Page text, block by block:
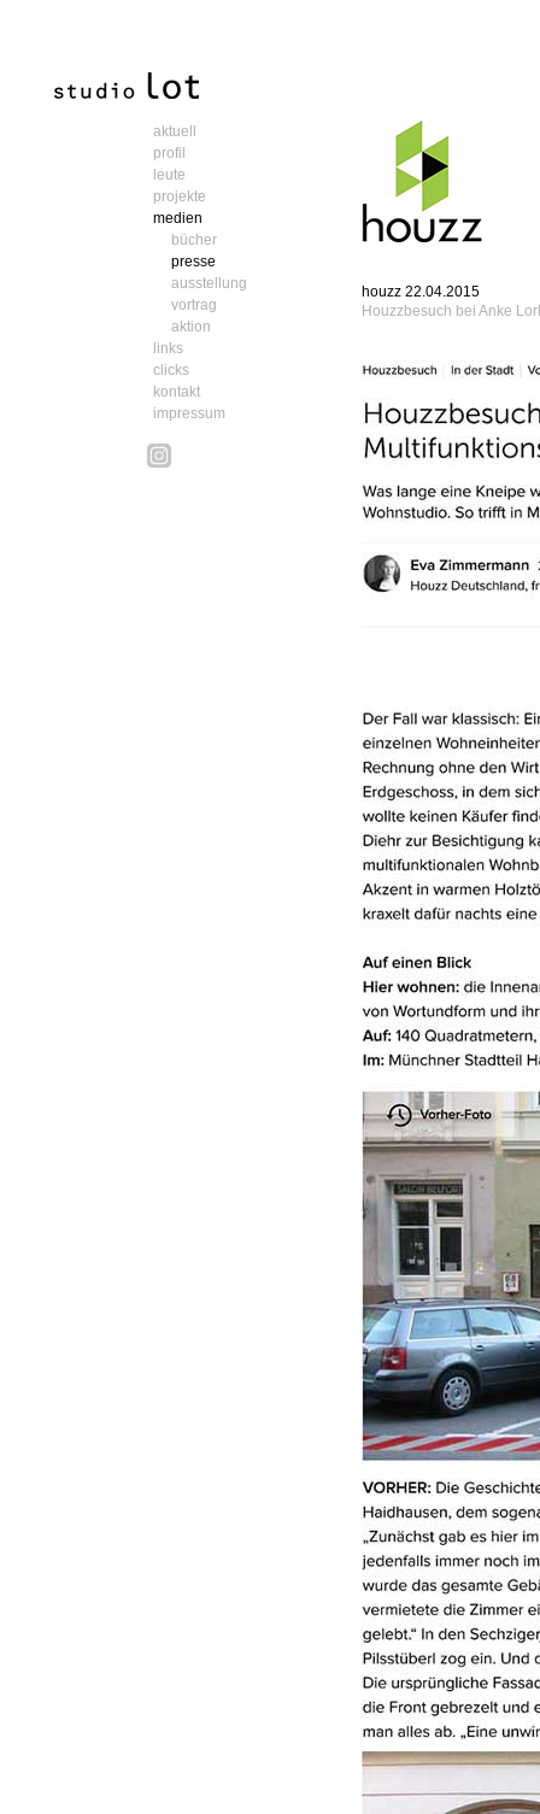
aktuell
profil
leute
projekte
medien
bücher
presse
ausstellung
vortrag
aktion
links
clicks
kontakt
impressum
houzz 22.04.2015
Houzzbesuch bei Anke